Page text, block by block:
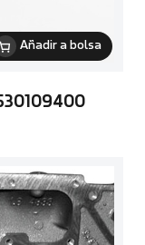
Añadir a bolsa